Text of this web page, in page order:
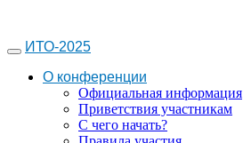
ИТО-2025
О конференции
Официальная информация
Приветствия участникам
С чего начать?